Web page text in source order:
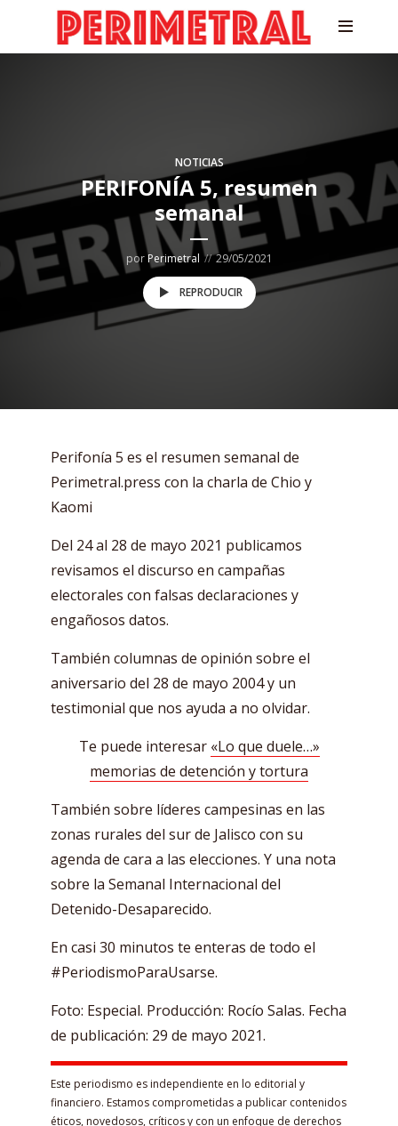
NOTICIAS
PERIFONÍA 5, resumen
semanal
por Perimetral 29/05/2021
REPRODUCIR
Perifonía 5 es el resumen semanal de
Perimetral.press con la charla de Chio y
Kaomi
Del 24 al 28 de mayo 2021 publicamos
revisamos el discurso en campañas
electorales con falsas declaraciones y
engañosos datos.
También columnas de opinión sobre el
aniversario del 28 de mayo 2004 y un
testimonial que nos ayuda a no olvidar.
Te puede interesar «Lo que duele…»
memorias de detención y tortura
También sobre líderes campesinas en las
zonas rurales del sur de Jalisco con su
agenda de cara a las elecciones. Y una nota
sobre la Semanal Internacional del
Detenido-Desaparecido.
En casi 30 minutos te enteras de todo el
#PeriodismoParaUsarse.
Foto: Especial. Producción: Rocío Salas. Fecha
de publicación: 29 de mayo 2021.
Este periodismo es independiente en lo editorial y
financiero. Estamos comprometidas a publicar contenidos
éticos, novedosos, críticos y con un enfoque de derechos